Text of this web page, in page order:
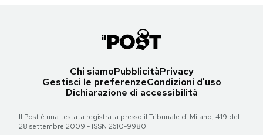
Chi siamoPubblicitàPrivacy
Gestisci le preferenzeCondizioni d'uso
Dichiarazione di accessibilità
Il Post è una testata registrata presso il Tribunale di Milano, 419 del
28 settembre 2009 - ISSN 2610-9980